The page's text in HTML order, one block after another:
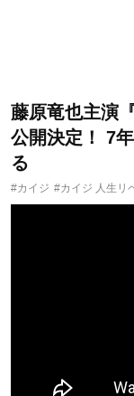
藤原竜也主演
公開決定！ 7
る
#カイジ #カイジ 人生リ